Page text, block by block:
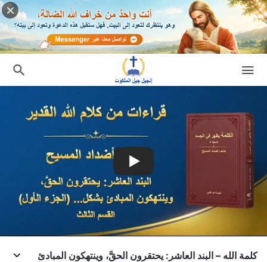
كلمة الله – البند العاشر: يحتقرون الحقَّ، وينتهكون المبادئ